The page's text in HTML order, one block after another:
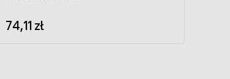
74,11 zł